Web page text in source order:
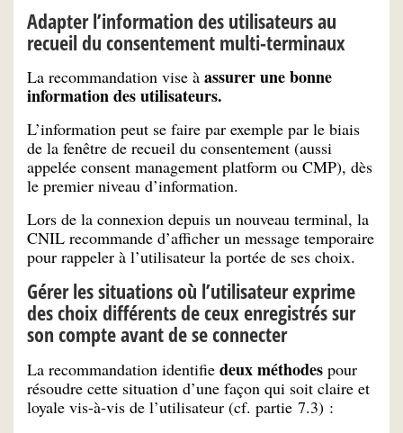
Adapter l’information des utilisateurs au
recueil du consentement multi-terminaux
La recommandation vise à assurer une bonne
information des utilisateurs.
L’information peut se faire par exemple par le biais
de la fenêtre de recueil du consentement (aussi
appelée consent management platform ou CMP), dès
le premier niveau d’information.
Lors de la connexion depuis un nouveau terminal, la
CNIL recommande d’afficher un message temporaire
pour rappeler à l’utilisateur la portée de ses choix.
Gérer les situations où l’utilisateur exprime
des choix différents de ceux enregistrés sur
son compte avant de se connecter
La recommandation identifie deux méthodes pour
résoudre cette situation d’une façon qui soit claire et
loyale vis-à-vis de l’utilisateur (cf. partie 7.3) :